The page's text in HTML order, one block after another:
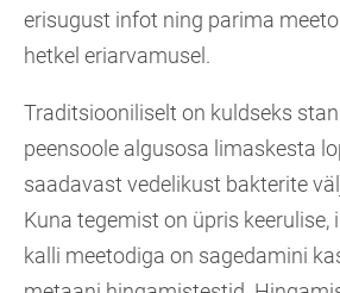
erisugust infot ning parima
hetkel eriarvamusel.
Traditsiooniliselt on kuldseks
peensoole algusosa limaskesta
saadavast vedelikust bakterite
Kuna tegemist on üpris keerulise,
kalli meetodiga on sagedamini